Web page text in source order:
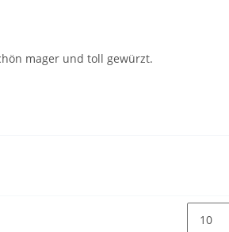
mager und toll gewürzt.